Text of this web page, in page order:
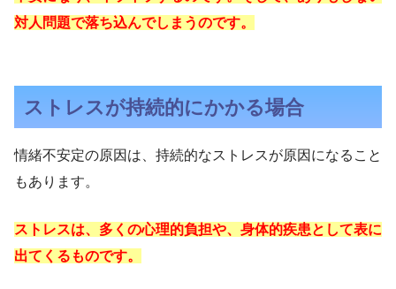
対人問題で落ち込んでしまうのです。
ストレスが持続的にかかる場合
情緒不安定の原因は、持続的なストレスが原因になること
もあります。
ストレスは、多くの心理的負担や、身体的疾患として表に
出てくるものです。